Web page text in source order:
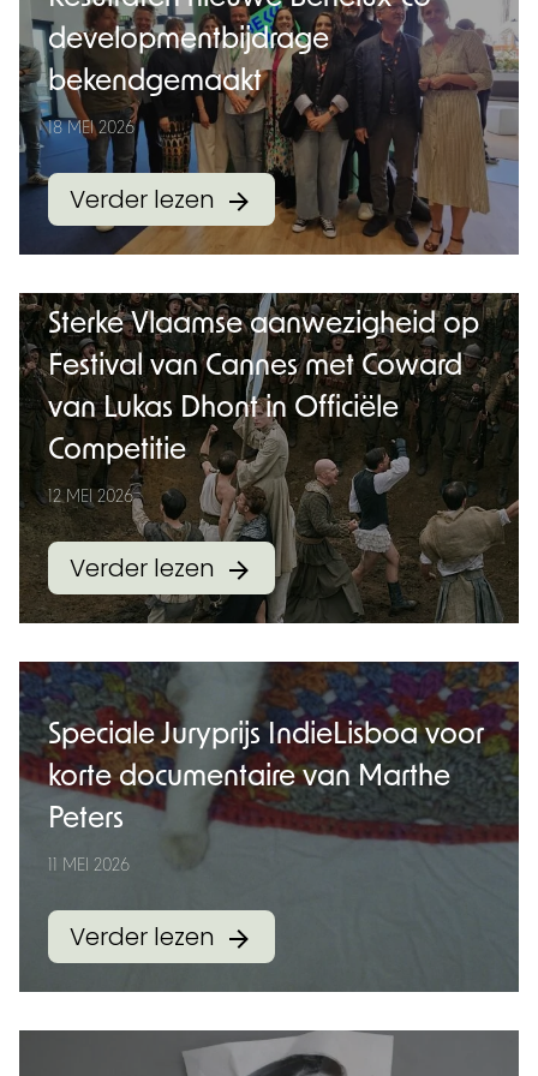
developmentbijdrage
bekendgemaakt
18 MEI 2026
Verder lezen
Sterke Vlaamse aanwezigheid op
Festival van Cannes met Coward
van Lukas Dhont in Officiële
Competitie
12 MEI 2026
Verder lezen
Speciale Juryprijs IndieLisboa voor
korte documentaire van Marthe
Peters
11 MEI 2026
Verder lezen